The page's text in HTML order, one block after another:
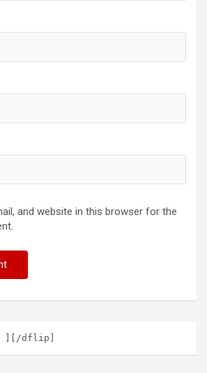
and website in this browser for the
][/dflip]